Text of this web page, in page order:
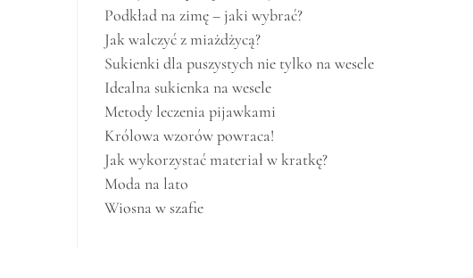
Podkład na zimę – jaki wybrać?
Jak walczyć z miażdżycą?
Sukienki dla puszystych nie tylko na wesele
Idealna sukienka na wesele
Metody leczenia pijawkami
Królowa wzorów powraca!
Jak wykorzystać materiał w kratkę?
Moda na lato
Wiosna w szafie